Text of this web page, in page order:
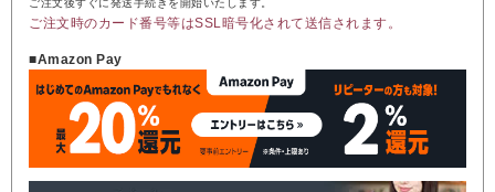
ご注文後すぐに発送手続きを開始いたします。
ご注文時のカード番号等はSSL暗号化されて送信されます。
■Amazon Pay